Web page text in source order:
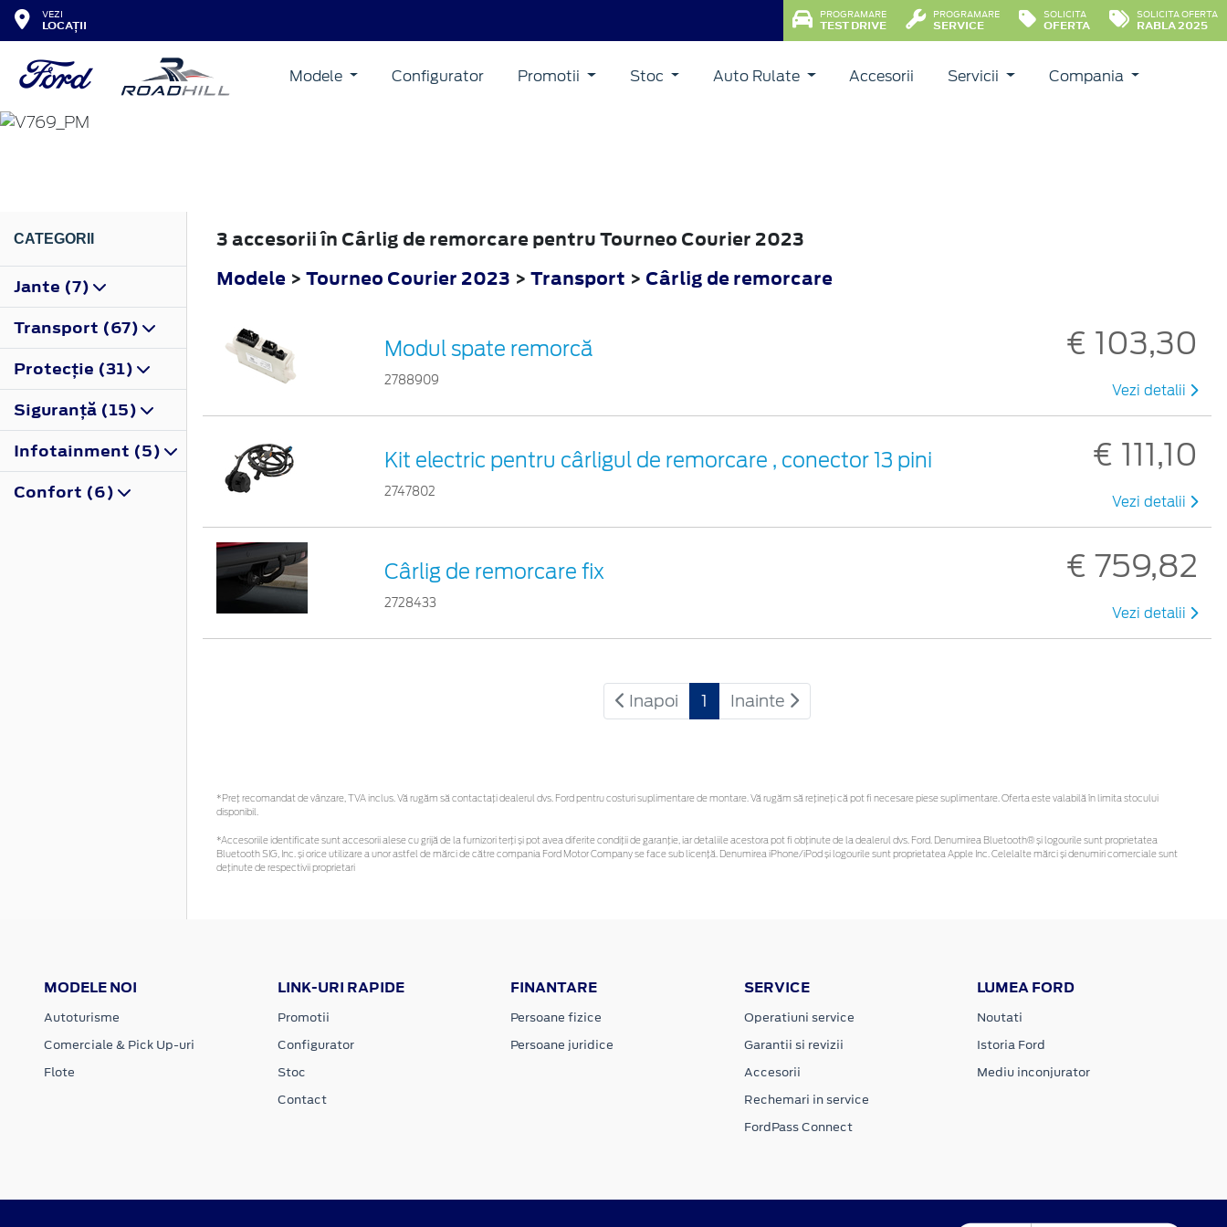
VEZI
LOCAȚII
PROGRAMARE
TEST DRIVE
PROGRAMARE
SERVICE
SOLICITA
OFERTA
SOLICITA OFERTA
RABLA 2025
Modele Configurator Promotii Stoc Auto Rulate Accesorii Servicii Compania
TOURNEO COURIER
CATEGORII
Jante (7)
Transport (67)
Protecţie (31)
Siguranţă (15)
Infotainment (5)
Confort (6)
3 accesorii în Cârlig de remorcare pentru Tourneo Courier 2023
Modele > Tourneo Courier 2023 > Transport > Cârlig de remorcare
Modul spate remorcă
2788909
€ 103,30
Vezi detalii
Kit electric pentru cârligul de remorcare , conector 13 pini
2747802
€ 111,10
Vezi detalii
Cârlig de remorcare fix
2728433
€ 759,82
Vezi detalii
Inapoi 1 Inainte
*Preţ recomandat de vânzare, TVA inclus. Vă rugăm să contactaţi dealerul dvs. Ford pentru costuri suplimentare de montare. Vă rugăm să rețineți că pot fi necesare piese suplimentare. Oferta este valabilă în limita stocului
disponibil.
*Accesoriile identificate sunt accesorii alese cu grijă de la furnizori terți și pot avea diferite condiții de garanție, iar detaliile acestora pot fi obținute de la dealerul dvs. Ford. Denumirea Bluetooth® și logourile sunt proprietatea
Bluetooth SIG, Inc. și orice utilizare a unor astfel de mărci de către compania Ford Motor Company se face sub licență. Denumirea iPhone/iPod și logourile sunt proprietatea Apple Inc. Celelalte mărci și denumiri comerciale sunt
deținute de respectivii proprietari
MODELE NOI
Autoturisme
Comerciale & Pick Up-uri
Flote
LINK-URI RAPIDE
Promotii
Configurator
Stoc
Contact
FINANTARE
Persoane fizice
Persoane juridice
SERVICE
Operatiuni service
Garantii si revizii
Accesorii
Rechemari in service
FordPass Connect
LUMEA FORD
Noutati
Istoria Ford
Mediu inconjurator